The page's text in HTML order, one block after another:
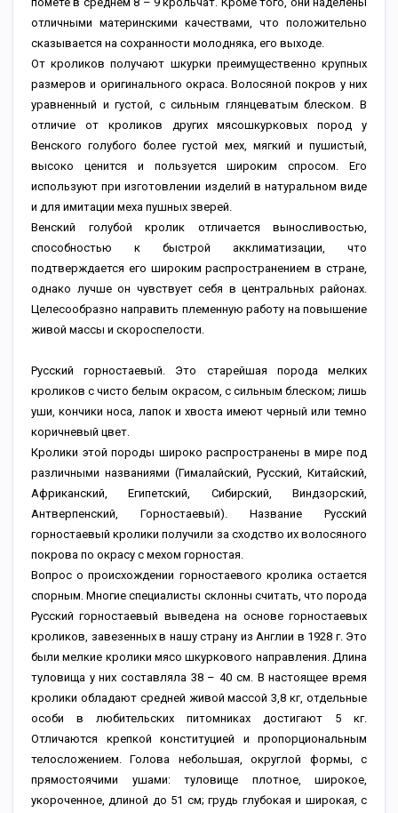
отличными материнскими качествами, что положительно
сказывается на сохранности молодняка, его выходе.
От кроликов получают шкурки преимущественно крупных
размеров и оригинального окраса. Волосяной покров у них
уравненный и густой, с сильным глянцеватым блеском. В
отличие от кроликов других мясошкурковых пород у
Венского голубого более густой мех, мягкий и пушистый,
высоко ценится и пользуется широким спросом. Его
используют при изготовлении изделий в натуральном виде
и для имитации меха пушных зверей.
Венский голубой кролик отличается выносливостью,
способностью к быстрой акклиматизации, что
подтверждается его широким распространением в стране,
однако лучше он чувствует себя в центральных районах.
Целесообразно направить племенную работу на повышение
живой массы и скороспелости.
Русский горностаевый. Это старейшая порода мелких
кроликов с чисто белым окрасом, с сильным блеском; лишь
уши, кончики носа, лапок и хвоста имеют черный или темно
коричневый цвет.
Кролики этой породы широко распространены в мире под
различными названиями (Гималайский, Русский, Китайский,
Африканский, Египетский, Сибирский, Виндзорский,
Антверпенский, Горностаевый). Название Русский
горностаевый кролики получили за сходство их волосяного
покрова по окрасу с мехом горностая.
Вопрос о происхождении горностаевого кролика остается
спорным. Многие специалисты склонны считать, что порода
Русский горностаевый выведена на основе горностаевых
кроликов, завезенных в нашу страну из Англии в 1928 г. Это
были мелкие кролики мясо шкуркового направления. Длина
туловища у них составляла 38 – 40 см. В настоящее время
кролики обладают средней живой массой 3,8 кг, отдельные
особи в любительских питомниках достигают 5 кг.
Отличаются крепкой конституцией и пропорциональным
телосложением. Голова небольшая, округлой формы, с
прямостоячими ушами: туловище плотное, широкое,
укороченное, длиной до 51 см; грудь глубокая и широкая, с